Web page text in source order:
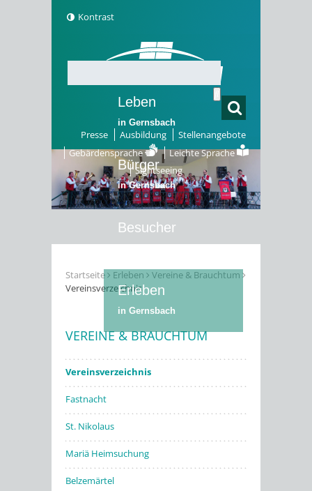
Kontrast
Presse Ausbildung
Stellenangebote
Gebärdensprache
Leichte Sprache
Sightseeing
Leben
in Gernsbach
Bürger
in Gernsbach
Besucher
Erleben
in Gernsbach
Startseite Erleben
Vereine & Brauchtum
Vereinsverzeichnis
VEREINE & BRAUCHTUM
Vereinsverzeichnis
Fastnacht
St. Nikolaus
Mariä Heimsuchung
Belzemärtel